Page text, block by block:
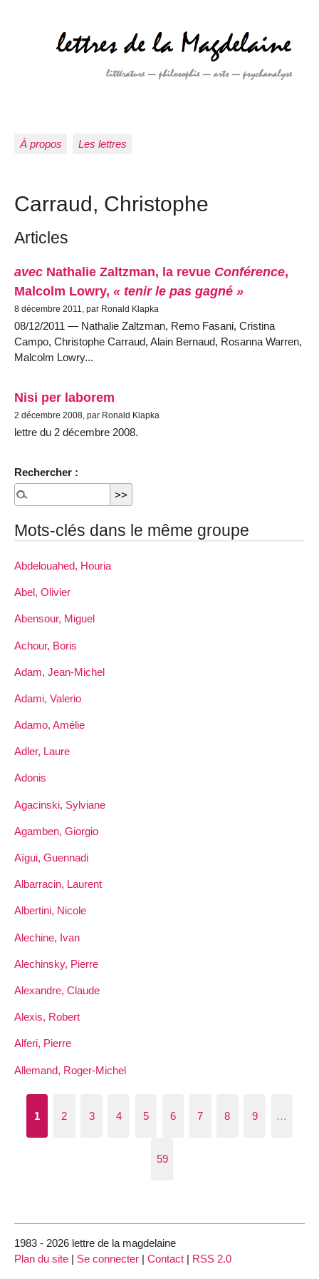
À propos Les lettres
Carraud, Christophe
Articles
avec Nathalie Zaltzman, la revue Conférence,
Malcolm Lowry, « tenir le pas gagné »
8 décembre 2011, par Ronald Klapka
08/12/2011 — Nathalie Zaltzman, Remo Fasani, Cristina
Campo, Christophe Carraud, Alain Bernaud, Rosanna Warren,
Malcolm Lowry...
Nisi per laborem
2 décembre 2008, par Ronald Klapka
lettre du 2 décembre 2008.
Rechercher :
Mots-clés dans le même groupe
Abdelouahed, Houria
Abel, Olivier
Abensour, Miguel
Achour, Boris
Adam, Jean-Michel
Adami, Valerio
Adamo, Amélie
Adler, Laure
Adonis
Agacinski, Sylviane
Agamben, Giorgio
Aïgui, Guennadi
Albarracin, Laurent
Albertini, Nicole
Alechine, Ivan
Alechinsky, Pierre
Alexandre, Claude
Alexis, Robert
Alferi, Pierre
Allemand, Roger-Michel
1 2 3 4 5 6 7 8 9 …
59
1983 - 2026 lettre de la magdelaine
Plan du site | Se connecter | Contact | RSS 2.0